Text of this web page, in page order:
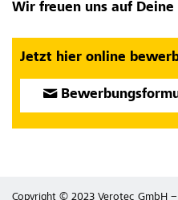
Wir freuen uns auf Deine
Jetzt hier online
Copyright © 2023 Verotec GmbH